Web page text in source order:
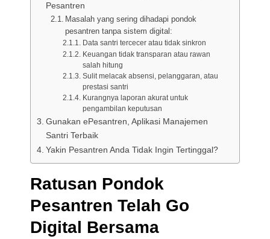
Pesantren
Masalah yang sering dihadapi pondok
pesantren tanpa sistem digital:
Data santri tercecer atau tidak sinkron
Keuangan tidak transparan atau rawan
salah hitung
Sulit melacak absensi, pelanggaran, atau
prestasi santri
Kurangnya laporan akurat untuk
pengambilan keputusan
Gunakan ePesantren, Aplikasi Manajemen
Santri Terbaik
Yakin Pesantren Anda Tidak Ingin Tertinggal?
Ratusan Pondok
Pesantren Telah Go
Digital Bersama